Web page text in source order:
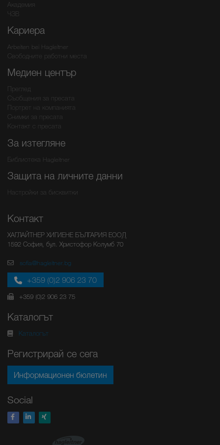
Академия
ЧЗВ
Кариера
Arbeiten bei Hagleitner
Свободните работни места
Медиен център
Преглед
Съобщения за пресата
Портрет на компанията
Снимки за пресата
Контакт с пресата
За изтегляне
Библиотека Hagleitner
Защита на личните данни
Настройки за бисквитки
Контакт
ХАГЛАЙТНЕР ХИГИЕНЕ БЪЛГАРИЯ ЕООД
1592 София, бул. Христофор Колумб 70
sofia@hagleitner.bg
+359 (0)2 906 23 70
+359 (0)2 906 23 75
Каталогът
Каталогът
Регистрирай се сега
Информационен бюлетин
Social